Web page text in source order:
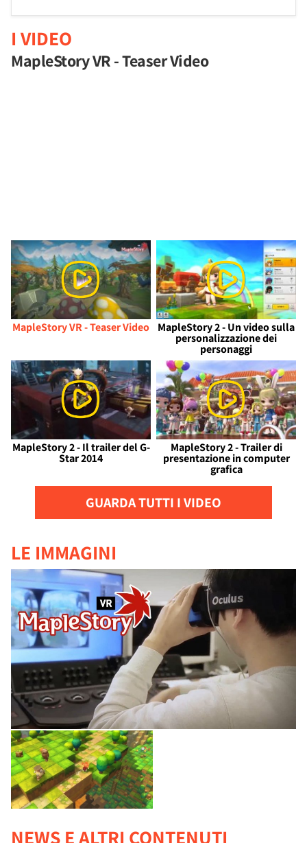
I VIDEO
MapleStory VR - Teaser Video
MapleStory VR - Teaser Video MapleStory 2 - Un video sulla
personalizzazione dei
personaggi
MapleStory 2 - Il trailer del G-
Star 2014
MapleStory 2 - Trailer di
presentazione in computer
grafica
GUARDA TUTTI I VIDEO
LE IMMAGINI
NEWS E ALTRI CONTENUTI